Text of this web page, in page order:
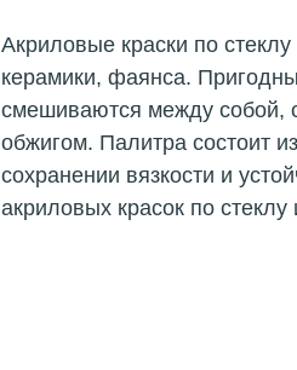
Акриловые краски по
керамики, фаянса.
смешиваются между собой,
обжигом. Палитра состоит
сохранении вязкости и
акриловых красок по стеклу